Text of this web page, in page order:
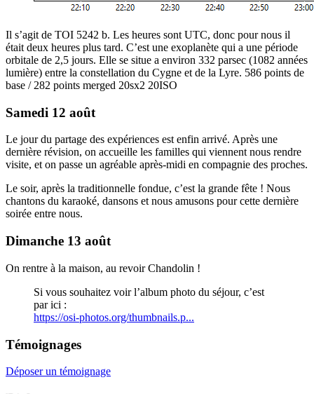
Il s’agit de TOI 5242 b. Les heures sont UTC, donc pour nous il
était deux heures plus tard. C’est une exoplanète qui a une période
orbitale de 2,5 jours. Elle se situe a environ 332 parsec (1082 années
lumière) entre la constellation du Cygne et de la Lyre. 586 points de
base / 282 points merged 20sx2 20ISO
Samedi 12 août
Le jour du partage des expériences est enfin arrivé. Après une
dernière révision, on accueille les familles qui viennent nous rendre
visite, et on passe un agréable après-midi en compagnie des proches.
Le soir, après la traditionnelle fondue, c’est la grande fête ! Nous
chantons du karaoké, dansons et nous amusons pour cette dernière
soirée entre nous.
Dimanche 13 août
On rentre à la maison, au revoir Chandolin !
Si vous souhaitez voir l’album photo du séjour, c’est
par ici :
https://osi-photos.org/thumbnails.p...
Témoignages
Déposer un témoignage